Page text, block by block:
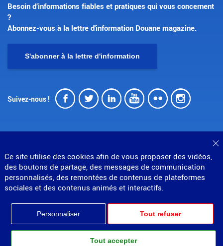
Ce site utilise des cookies afin de vous proposer des vidéos,
des boutons de partage, des messages de communication
personnalisés, des remontées de contenus de plateformes
sociales et des contenus animés et interactifs.
Personnaliser Tout refuser
Tout accepter
Besoin d’informations fiables et pratiques qui vous concernent
?
Abonnez-vous à la lettre d'information Douane magazine.
S'abonner à la lettre d'information
Suivez-nous ! Facebook
Twitter
LinkedIn
Youtube
Flickr
© Direction générale des douanes et droits indirects
MENU
PIED
DE
Mentions légales
Données personnelles
Gestion des cookies
Accessibilité : partiellement conforme
Partenariats